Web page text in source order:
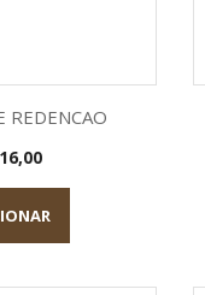
rápida
REDENCAO